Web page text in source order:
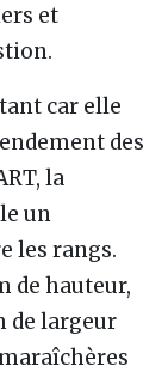
et
car elle
des
la
un
les rangs.
de hauteur,
de largeur